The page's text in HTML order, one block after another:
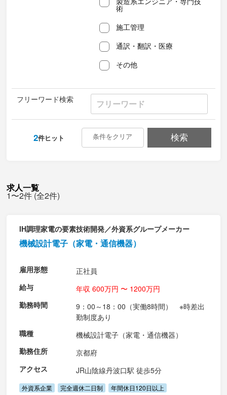
術
施工管理
通訳・翻訳・医療
その他
フリーワード検索
2件ヒット 条件をクリア 検索
求人一覧
1〜2件 (全2件)
IH調理家電の要素技術開発／外資系グループメーカー
機械設計電子（家電・通信機器）
雇用形態
正社員
給与
年収 600万円 〜 1200万円
勤務時間
9：00～18：00（実働8時間） ※時差出
勤制度あり
職種
機械設計電子（家電・通信機器）
勤務住所
京都府
アクセス
JR山陰線丹波口駅 徒歩5分
外資系企業 完全週休二日制
年間休日120日以上